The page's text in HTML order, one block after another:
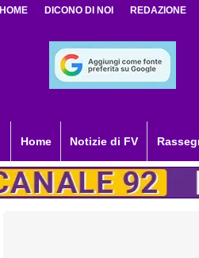
HOME DICONO DI NOI REDAZIONE
Home Notizie di FV